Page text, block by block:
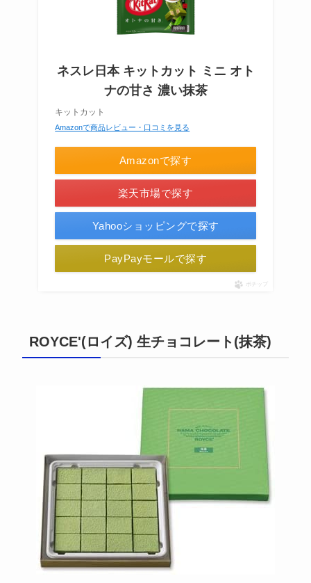
ネスレ日本 キットカット ミニ オト
ナの甘さ 濃い抹茶
キットカット
Amazonで商品レビュー・口コミを見る
Amazonで探す
楽天市場で探す
Yahooショッピングで探す
PayPayモールで探す
ポチップ
ROYCE'(ロイズ) 生チョコレート(抹茶)